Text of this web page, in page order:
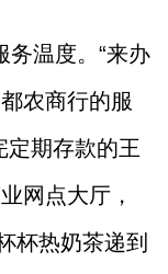
务温度。“来办
农商行的服
定期存款的王
网点大厅，
杯热奶茶递到